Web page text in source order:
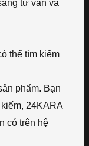
tư vấn và
thể tìm kiếm
phẩm. Bạn
24KARA
có trên hệ